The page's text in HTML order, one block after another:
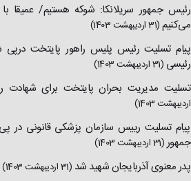
رئیس جمهور سریلانکا: شوکه‌ هستیم/ عمیقا
می‌کنیم(31 اردیبهشت 1403)
پیام تسلیت رئیس پلیس راهور پایتخت درپی
رئیسی (31 اردیبهشت 1403)
تسلیت مدیریت بحران پایتخت برای شهادت
اردیبهشت 1403)
پیام تسلیت رییس سازمان پزشکی قانونی در
جمهور(31 اردیبهشت 1403)
پدر معنوی آذربایجان شهید شد (31 اردیبهشت 1403)